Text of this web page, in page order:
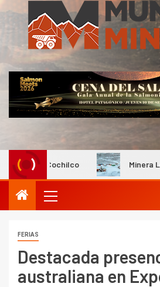
Minera Los Pelambres
FERIAS
Destacada
australiana en